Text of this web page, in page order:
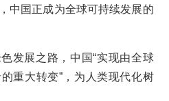
中国正成为全球可持续发展的
发展之路，中国“实现由全球
重大转变”，为人类现代化树